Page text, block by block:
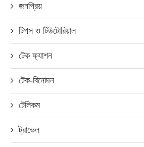
জনপ্রিয়
টিপস ও টিউটোরিয়াল
টেক ফ্যাশন
টেক-বিনোদন
টেলিকম
ট্রাভেল